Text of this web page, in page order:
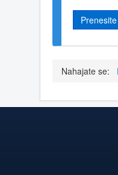
Nahajate se: